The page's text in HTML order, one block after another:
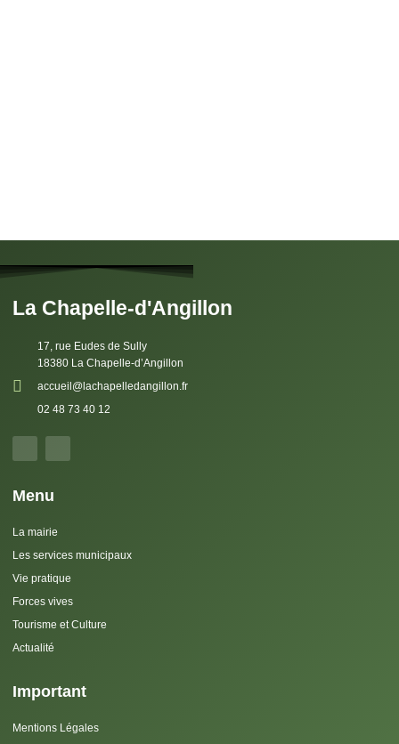
La Chapelle-d'Angillon
17, rue Eudes de Sully
18380 La Chapelle-d’Angillon
accueil@lachapelledangillon.fr
02 48 73 40 12
Menu
La mairie
Les services municipaux
Vie pratique
Forces vives
Tourisme et Culture
Actualité
Important
Mentions Légales